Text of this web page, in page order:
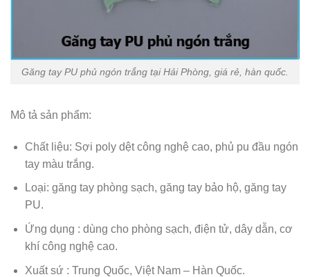
Găng tay PU phủ ngón trắng tại Hải Phòng, giá rẻ, hàn quốc.
Mô tả sản phẩm:
Chất liệu: Sợi poly dệt công nghệ cao, phủ pu đầu ngón
tay màu trắng.
Loại: găng tay phòng sạch, găng tay bảo hộ, găng tay
PU.
Ứng dụng : dùng cho phòng sạch, điện tử, dây dẫn, cơ
khí công nghệ cao.
Xuất sứ : Trung Quốc, Việt Nam – Hàn Quốc.